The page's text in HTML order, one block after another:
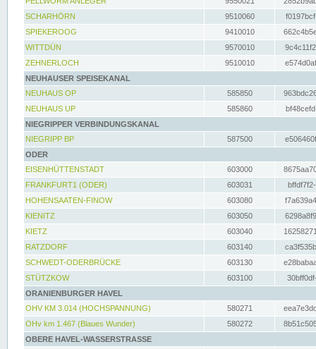
SCHARHÖRN
9510060
SPIEKEROOG
9410010
WITTDÜN
9570010
ZEHNERLOCH
9510010
NEUHAUSER SPEISEKANAL
NEUHAUS OP
585850
NEUHAUS UP
585860
NIEGRIPPER VERBINDUNGSKANAL
NIEGRIPP BP
587500
ODER
EISENHÜTTENSTADT
603000
FRANKFURT1 (ODER)
603031
HOHENSAATEN-FINOW
603080
KIENITZ
603050
KIETZ
603040
RATZDORF
603140
SCHWEDT-ODERBRÜCKE
603130
STÜTZKOW
603100
ORANIENBURGER HAVEL
OHV KM 3.014 (HOCHSPANNUNG)
580271
OHv km 1.467 (Blaues Wunder)
580272
OBERE HAVEL-WASSERSTRASSE